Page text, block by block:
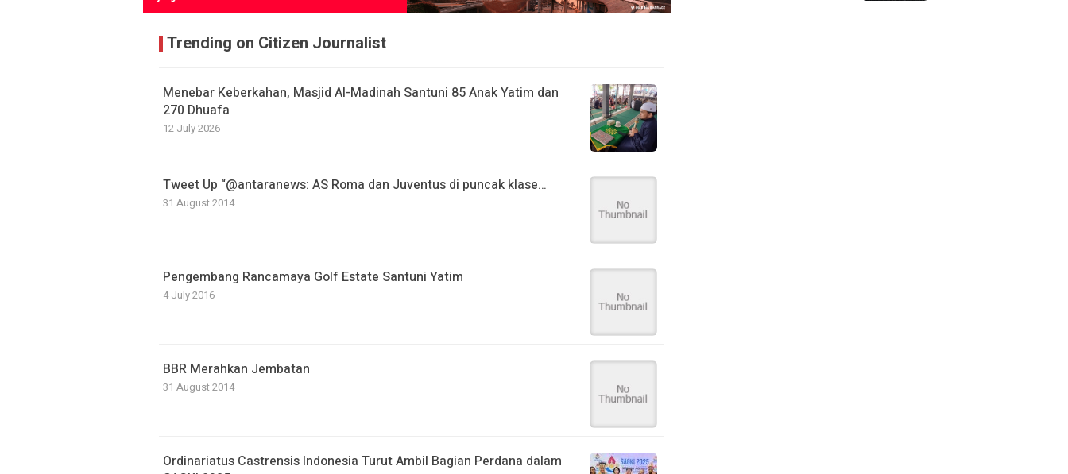
Trending on Citizen Journalist
Menebar Keberkahan, Masjid Al-Madinah Santuni 85 Anak Yatim dan
270 Dhuafa
12 July 2026
Tweet Up “@antaranews: AS Roma dan Juventus di puncak klase…
31 August 2014
Pengembang Rancamaya Golf Estate Santuni Yatim
4 July 2016
BBR Merahkan Jembatan
31 August 2014
Ordinariatus Castrensis Indonesia Turut Ambil Bagian Perdana dalam